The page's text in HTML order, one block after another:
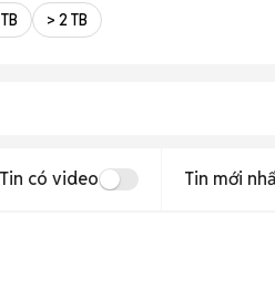
> 2 TB
Tin có video Tin mới